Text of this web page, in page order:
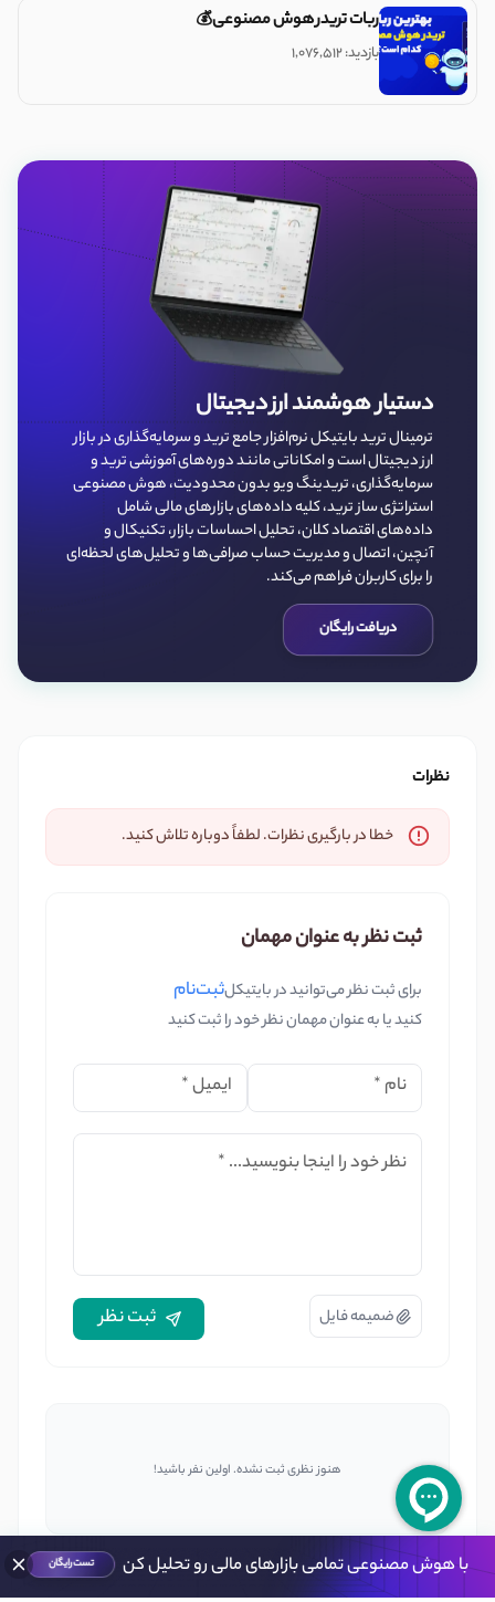
با هوش مصنوعی تمامی بازارهای مالی رو تحلیل کن تست رایگان
ربات تریدر هوش مصنوعی💰
بازدید: ۱,۰۷۶,۵۱۲
دستیار هوشمند ارز دیجیتال
ترمینال ترید بایتیکل نرم‌افزار جامع ترید و سرمایه‌گذاری در بازار
ارز دیجیتال است و امکاناتی مانند دوره‌های آموزشی ترید و
سرمایه‌گذاری، تریدینگ ویو بدون محدودیت، هوش مصنوعی
استراتژی ساز ترید، کلیه داده‌‌های بازارهای مالی شامل
داده‌های اقتصاد کلان، تحلیل احساسات بازار، تکنیکال و
آنچین، اتصال و مدیریت حساب صرافی‌ها و تحلیل‌های لحظه‌ای
را برای کاربران فراهم می‌کند.
دریافت رایگان
نظرات
خطا در بارگیری نظرات. لطفاً دوباره تلاش کنید.
ثبت نظر به عنوان مهمان
برای ثبت نظر می‌توانید در بایتیکلثبت‌نام
کنید یا به عنوان مهمان نظر خود را ثبت کنید
نام * ایمیل*
نظر خود را اینجا بنویسید... *
ضمیمه فایل ثبت نظر
هنوز نظری ثبت نشده. اولین نفر باشید!